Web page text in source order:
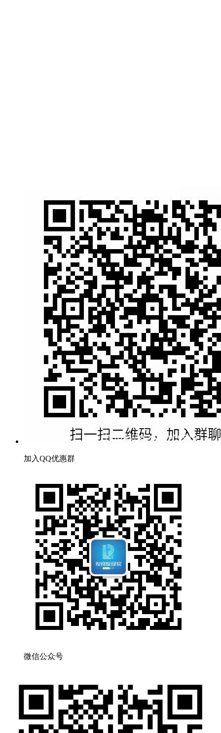
加入QQ优惠群
微信公众号